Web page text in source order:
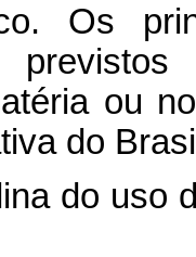
Os
ou
do
do uso